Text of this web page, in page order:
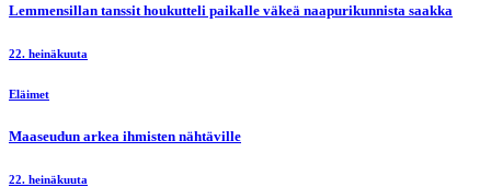
Lemmensillan tanssit houkutteli paikalle väkeä naapurikunnista saakka
22. heinäkuuta
Eläimet
Maaseudun arkea ihmisten nähtäville
22. heinäkuuta